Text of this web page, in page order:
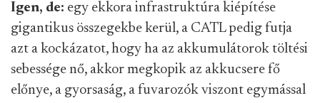
Igen, de: egy ekkora infrastruktúra kiépítése
gigantikus összegekbe kerül, a CATL pedig futja
azt a kockázatot, hogy ha az akkumulátorok töltési
sebessége nő, akkor megkopik az akkucsere fő
előnye, a gyorsaság, a fuvarozók viszont egymással